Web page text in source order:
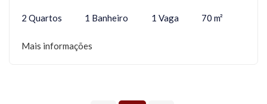
2 Quartos 1 Banheiro 1 Vaga 70 m²
Mais informações